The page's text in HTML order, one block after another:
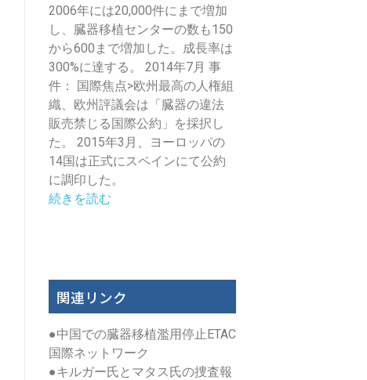
2006年には20,000件にまで増加
し、臓器移植センターの数も150
から600まで増加した。成長率は
300%に達する。 2014年7月 事
件： 国際焦点>欧州最高の人権組
織、欧州評議会は「臓器の違法
販売禁じる国際公約」を採択し
た。 2015年3月、ヨーロッパの
14国は正式にスペインにて公約
に調印した。
続きを読む
関連リンク
●中国での臓器移植濫用停止ETAC
国際ネットワーク
●キルガー氏とマタス氏の捜査報